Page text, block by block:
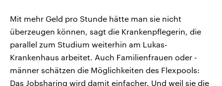
Mit mehr Geld pro Stunde hätte man sie nicht
überzeugen können, sagt die Krankenpflegerin, die
parallel zum Studium weiterhin am Lukas-
Krankenhaus arbeitet. Auch Familienfrauen oder -
männer schätzen die Möglichkeiten des Flexpools:
Das Jobsharing wird damit einfacher. Und weil sie die